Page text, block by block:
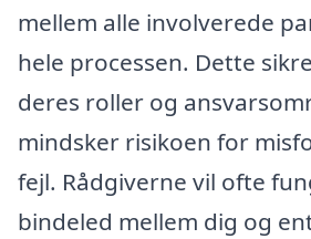
mellem alle involverede
hele processen. Dette
deres roller og
mindsker risikoen for
fejl. Rådgiverne vil ofte
bindeled mellem dig og